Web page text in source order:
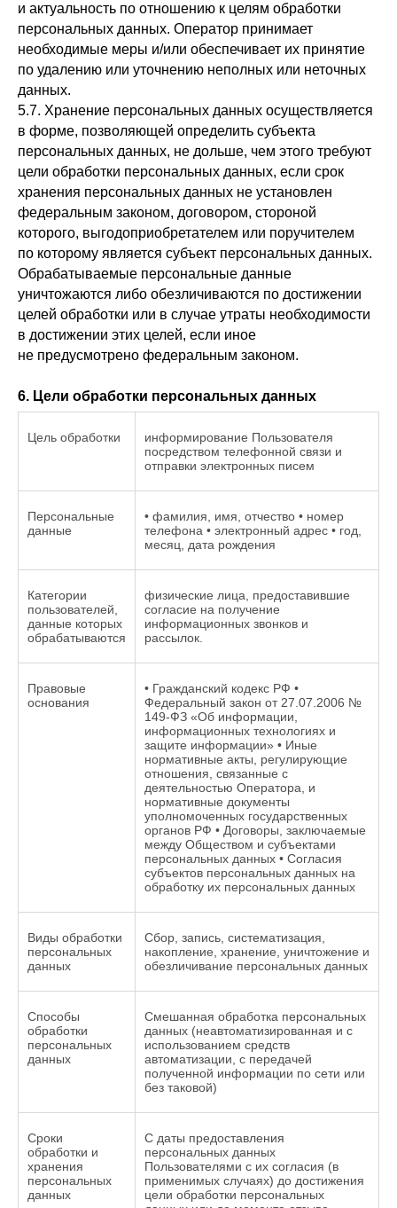
и актуальность по отношению к целям обработки
персональных данных. Оператор принимает
необходимые меры и/или обеспечивает их принятие
по удалению или уточнению неполных или неточных
данных.
5.7. Хранение персональных данных осуществляется
в форме, позволяющей определить субъекта
персональных данных, не дольше, чем этого требуют
цели обработки персональных данных, если срок
хранения персональных данных не установлен
федеральным законом, договором, стороной
которого, выгодоприобретателем или поручителем
по которому является субъект персональных данных.
Обрабатываемые персональные данные
уничтожаются либо обезличиваются по достижении
целей обработки или в случае утраты необходимости
в достижении этих целей, если иное
не предусмотрено федеральным законом.
6. Цели обработки персональных данных
Цель обработки
информирование Пользователя
посредством телефонной связи и
отправки электронных писем
Персональные
данные
• фамилия, имя, отчество • номер
телефона • электронный адрес • год,
месяц, дата рождения
Категории
пользователей,
данные которых
обрабатываются
физические лица, предоставившие
согласие на получение
информационных звонков и
рассылок.
Правовые
основания
• Гражданский кодекс РФ •
Федеральный закон от 27.07.2006 №
149-ФЗ «Об информации,
информационных технологиях и
защите информации» • Иные
нормативные акты, регулирующие
отношения, связанные с
деятельностью Оператора, и
нормативные документы
уполномоченных государственных
органов РФ • Договоры, заключаемые
между Обществом и субъектами
персональных данных • Согласия
субъектов персональных данных на
обработку их персональных данных
Виды обработки
персональных
данных
Сбор, запись, систематизация,
накопление, хранение, уничтожение и
обезличивание персональных данных
Способы
обработки
персональных
данных
Смешанная обработка персональных
данных (неавтоматизированная и с
использованием средств
автоматизации, с передачей
полученной информации по сети или
без таковой)
Сроки
обработки и
хранения
персональных
данных
С даты предоставления
персональных данных
Пользователями с их согласия (в
применимых случаях) до достижения
цели обработки персональных